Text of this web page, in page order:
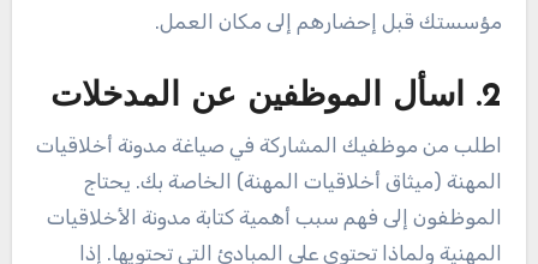
مؤسستك قبل إحضارهم إلى مكان العمل.
2. اسأل الموظفين عن المدخلات
اطلب من موظفيك المشاركة في صياغة مدونة أخلاقيات
المهنة (ميثاق أخلاقيات المهنة) الخاصة بك. يحتاج
الموظفون إلى فهم سبب أهمية كتابة مدونة الأخلاقيات
المهنية ولماذا تحتوي على المبادئ التي تحتويها. إذا